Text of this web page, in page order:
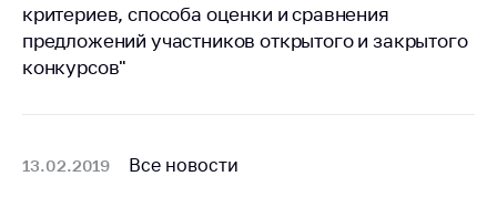
Вышестоящий
государственный
орган
цен
критериев, способа оценки и сравнения
предложений участников открытого и закрытого
конкурсов"
13.02.2019 Все новости